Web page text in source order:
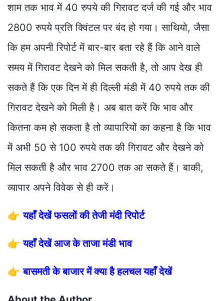
शाम तक भाव में 40 रुपये की गिरावट दर्ज की गई और भाव
2800 रुपये प्रति क्विंटल पर बंद हो गया। साथियो, जैसा
कि हम अपनी रिपोर्ट में बार-बार बता रहे हैं कि आने वाले
समय में गिरावट देखने को मिल सकती है, तो आप देख ही
सकते हैं कि एक दिन में ही दिल्ली मंडी में 40 रुपये तक की
गिरावट देखने को मिली है। अब बात करें कि भाव और
कितना कम हो सकता है तो व्यापारियों का कहना है कि भाव
में अभी 50 से 100 रुपये तक की गिरावट और देखने को
मिल सकती है और भाव 2700 तक आ सकते हैं। बाकी,
व्यापार अपने विवेक से ही करें।
👉यहाँ देखें फसलों की तेजी मंदी रिपोर्ट
👉यहाँ देखें आज के ताजा मंडी भाव
👉बासमती के बाजार में क्या है हलचल यहाँ देखें